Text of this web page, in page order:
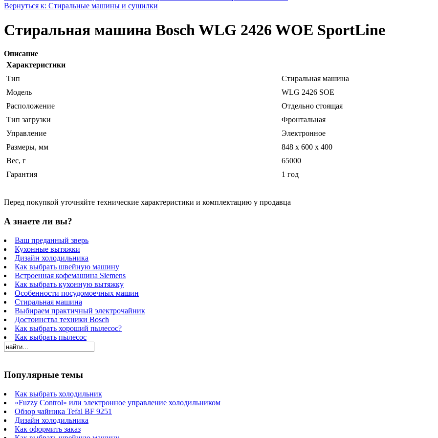
Вернуться к: Стиральные машины и сушилки
Стиральная машина Bosch WLG 2426 WOE SportLine
Описание
Характеристики
Тип
Стиральная машина
Модель
WLG 2426 SOE
Расположение
Отдельно стоящая
Тип загрузки
Фронтальная
Управление
Электронное
Размеры, мм
848 x 600 x 400
Вес, г
65000
Гарантия
1 год
Перед покупкой уточняйте технические характеристики и комплектацию у продавца
А знаете ли вы?
Ваш преданный зверь
Кухонные вытяжки
Дизайн холодильника
Как выбрать швейную машину
Встроенная кофемашина Siemens
Как выбрать кухонную вытяжку
Особенности посудомоечных машин
Стиральная машина
Выбираем практичный электрочайник
Достоинства техники Bosch
Как выбрать хороший пылесос?
Как выбрать пылесос
Популярные темы
Как выбрать холодильник
«Fuzzy Control» или электронное управление холодильником
Обзор чайника Tefal BF 9251
Дизайн холодильника
Как оформить заказ